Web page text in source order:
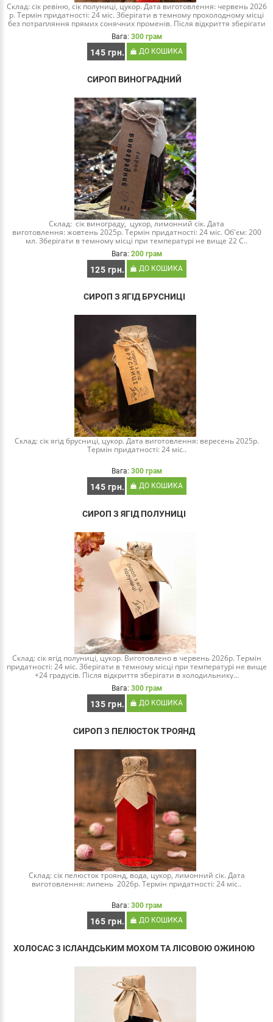
Склад: сік ревіню, сік полуниці, цукор. Дата виготовлення: червень 2026
р. Термін придатності: 24 міс. Зберігати в темному прохолодному місці
без потрапляння прямих сонячних променів. Після відкриття зберігати
в хо..
Вага: 300 грам
145 грн. ДО КОШИКА
СИРОП ВИНОГРАДНИЙ
Склад: сік винограду, цукор, лимонний сік. Дата
виготовлення: жовтень 2025р. Термін придатності: 24 міс. Об'єм: 200
мл. Зберігати в темному місці при температурі не вище 22 С..
Вага: 200 грам
125 грн. ДО КОШИКА
СИРОП З ЯГІД БРУСНИЦІ
Склад: сік ягід брусниці, цукор. Дата виготовлення: вересень 2025р.
Термін придатності: 24 міс..
Вага: 300 грам
145 грн. ДО КОШИКА
СИРОП З ЯГІД ПОЛУНИЦІ
Склад: сік ягід полуниці, цукор. Виготовлено в червень 2026р. Термін
придатності: 24 міс. Зберігати в темному місці при температурі не вище
+24 градусів. Після відкриття зберігати в холодильнику...
Вага: 300 грам
135 грн. ДО КОШИКА
СИРОП З ПЕЛЮСТОК ТРОЯНД
Склад: сік пелюсток троянд, вода, цукор, лимонний сік. Дата
виготовлення: липень 2026р. Термін придатності: 24 міс..
Вага: 300 грам
165 грн. ДО КОШИКА
ХОЛОСАС З ІСЛАНДСЬКИМ МОХОМ ТА ЛІСОВОЮ ОЖИНОЮ